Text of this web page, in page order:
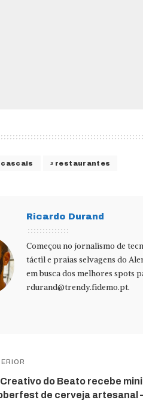
cascais restaurantes
Ricardo Durand
Começou no jornalismo de
táctil e praias selvagens do
em busca dos melhores spots
rdurand@trendy.fidemo.pt.
Creativo do Beato recebe
de cerveja artesanal